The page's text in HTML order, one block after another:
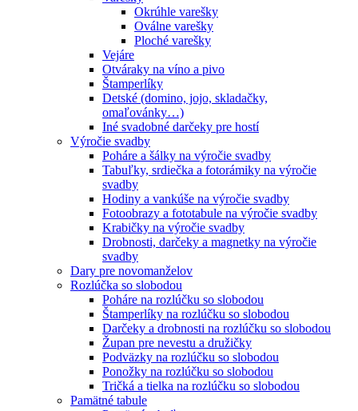
Okrúhle varešky
Oválne varešky
Ploché varešky
Vejáre
Otváraky na víno a pivo
Štamperlíky
Detské (domino, jojo, skladačky,
omaľovánky…)
Iné svadobné darčeky pre hostí
Výročie svadby
Poháre a šálky na výročie svadby
Tabuľky, srdiečka a fotorámiky na výročie
svadby
Hodiny a vankúše na výročie svadby
Fotoobrazy a fototabule na výročie svadby
Krabičky na výročie svadby
Drobnosti, darčeky a magnetky na výročie
svadby
Dary pre novomanželov
Rozlúčka so slobodou
Poháre na rozlúčku so slobodou
Štamperlíky na rozlúčku so slobodou
Darčeky a drobnosti na rozlúčku so slobodou
Župan pre nevestu a družičky
Podväzky na rozlúčku so slobodou
Ponožky na rozlúčku so slobodou
Tričká a tielka na rozlúčku so slobodou
Pamätné tabule